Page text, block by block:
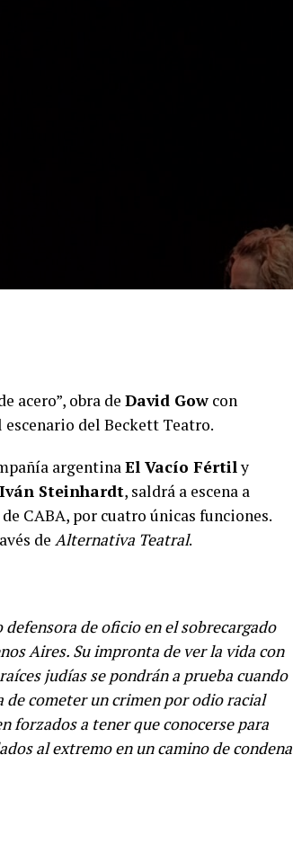
acero”, obra de David Gowcon
del Beckett Teatro.
argentinaEl Vacío Fértily
Iván Steinhardt, saldrá a escena a
CABA, por cuatro únicas funciones.
de Alternativa Teatral.
de oficio en el sobrecargado
Aires. Su impronta de ver la vida con
judías se pondrán a prueba cuando
de cometer un crimen por odio racial
forzados a tener que conocerse para
al extremo en un camino de condena